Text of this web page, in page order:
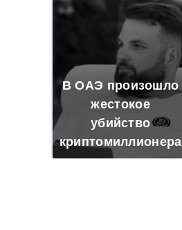
В ОАЭ произошло
жестокое
убийство
криптомиллионера